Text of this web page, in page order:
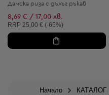
Дамска риза с дълъг ръкав
8,69 € / 17,00 лв.
Препоръчителна цена:
RRP 25,00 € (-65%)
Начало